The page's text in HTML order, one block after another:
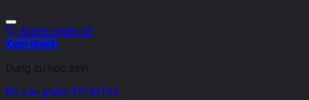
Add to wishlist
Xem nhanh
Dụng cụ học sinh
Bộ sản phẩm TP-KIT04